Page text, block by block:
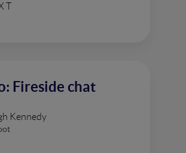
T
Fireside chat
Kennedy